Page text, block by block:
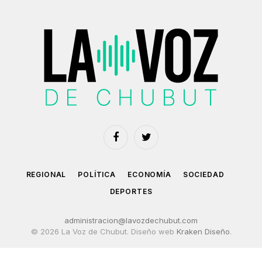
FacebookTwitter
REGIONAL POLÍTICA ECONOMÍA
SOCIEDAD
DEPORTES
administracion@lavozdechubut.com
© 2026 La Voz de Chubut. Diseño web Kraken Diseño.